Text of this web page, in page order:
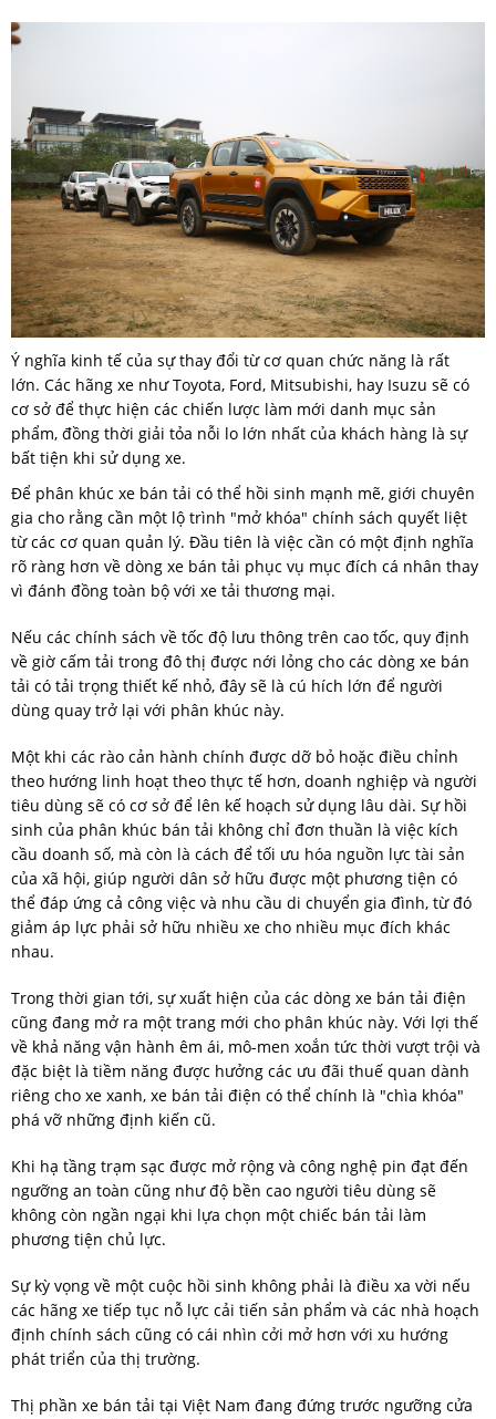
Ý nghĩa kinh tế của sự thay đổi từ cơ quan chức năng là rất
lớn. Các hãng xe như Toyota, Ford, Mitsubishi, hay Isuzu sẽ có
cơ sở để thực hiện các chiến lược làm mới danh mục sản
phẩm, đồng thời giải tỏa nỗi lo lớn nhất của khách hàng là sự
bất tiện khi sử dụng xe.
Để phân khúc xe bán tải có thể hồi sinh mạnh mẽ, giới chuyên
gia cho rằng cần một lộ trình "mở khóa" chính sách quyết liệt
từ các cơ quan quản lý. Đầu tiên là việc cần có một định nghĩa
rõ ràng hơn về dòng xe bán tải phục vụ mục đích cá nhân thay
vì đánh đồng toàn bộ với xe tải thương mại.
Nếu các chính sách về tốc độ lưu thông trên cao tốc, quy định
về giờ cấm tải trong đô thị được nới lỏng cho các dòng xe bán
tải có tải trọng thiết kế nhỏ, đây sẽ là cú hích lớn để người
dùng quay trở lại với phân khúc này.
Một khi các rào cản hành chính được dỡ bỏ hoặc điều chỉnh
theo hướng linh hoạt theo thực tế hơn, doanh nghiệp và người
tiêu dùng sẽ có cơ sở để lên kế hoạch sử dụng lâu dài. Sự hồi
sinh của phân khúc bán tải không chỉ đơn thuần là việc kích
cầu doanh số, mà còn là cách để tối ưu hóa nguồn lực tài sản
của xã hội, giúp người dân sở hữu được một phương tiện có
thể đáp ứng cả công việc và nhu cầu di chuyển gia đình, từ đó
giảm áp lực phải sở hữu nhiều xe cho nhiều mục đích khác
nhau.
Trong thời gian tới, sự xuất hiện của các dòng xe bán tải điện
cũng đang mở ra một trang mới cho phân khúc này. Với lợi thế
về khả năng vận hành êm ái, mô-men xoắn tức thời vượt trội và
đặc biệt là tiềm năng được hưởng các ưu đãi thuế quan dành
riêng cho xe xanh, xe bán tải điện có thể chính là "chìa khóa"
phá vỡ những định kiến cũ.
Khi hạ tầng trạm sạc được mở rộng và công nghệ pin đạt đến
ngưỡng an toàn cũng như độ bền cao người tiêu dùng sẽ
không còn ngần ngại khi lựa chọn một chiếc bán tải làm
phương tiện chủ lực.
Sự kỳ vọng về một cuộc hồi sinh không phải là điều xa vời nếu
các hãng xe tiếp tục nỗ lực cải tiến sản phẩm và các nhà hoạch
định chính sách cũng có cái nhìn cởi mở hơn với xu hướng
phát triển của thị trường.
Thị phần xe bán tải tại Việt Nam đang đứng trước ngưỡng cửa